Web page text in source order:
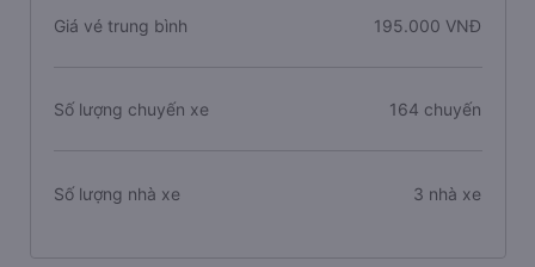
Giá vé trung bình 195.000 VNĐ
Số lượng chuyến xe 164 chuyến
Số lượng nhà xe 3 nhà xe